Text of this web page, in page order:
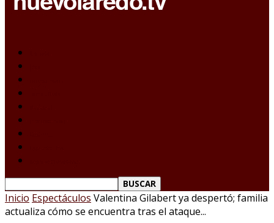
Inicio Espectáculos Valentina Gilabert ya despertó; familia
actualiza cómo se encuentra tras el ataque...